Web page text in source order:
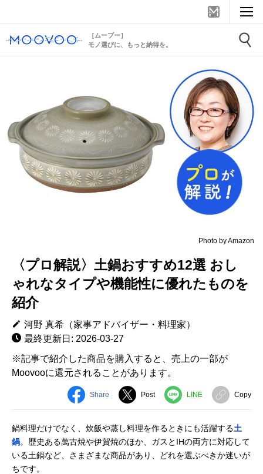
［ムーブー］
モノ選びに、もっと納得を。
Photo by Amazon
〈プロ解説〉土鍋おすすめ12選 おし
ゃれなタイプや機能性に優れたものを
紹介
河野 真希（家事アドバイザー・料理家）
最終更新日: 2026-03-27
※記事で紹介した商品を購入すると、売上の一部が
Moovooに還元されることがあります。
Share Post LINE Copy
鍋料理だけでなく、炊飯や蒸し料理を作るときにも活躍する土
鍋。歴史ある萬古焼や伊賀焼のほか、ガスとIHの両方に対応して
いる土鍋など、さまざまな商品があり、どれを選ぶべきか迷いが
ちです。